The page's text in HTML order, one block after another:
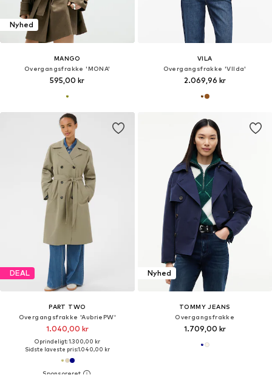
Nyhed
MANGO
Overgangsfrakke 'MONA'
595,00 kr
VILA
Overgangsfrakke 'VIIda'
2.069,96 kr
DEAL
PART TWO
Overgangsfrakke 'AubriePW'
1.040,00 kr
Oprindeligt: 1.300,00 kr
Sidste laveste pris:1.040,00 kr
Nyhed
TOMMY JEANS
Overgangsfrakke
1.709,00 kr